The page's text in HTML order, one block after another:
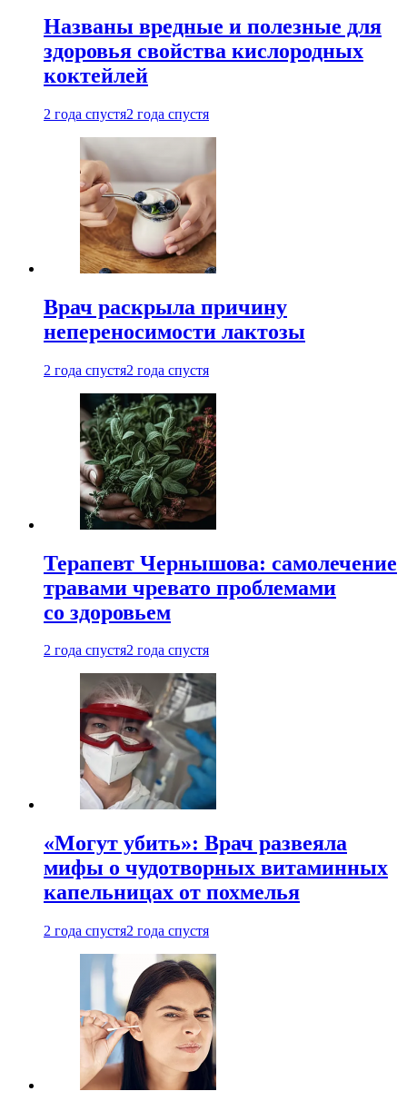
Названы вредные и полезные для
здоровья свойства кислородных
коктейлей
2 года спустя2 года спустя
Врач раскрыла причину
непереносимости лактозы
2 года спустя2 года спустя
Терапевт Чернышова: самолечение
травами чревато проблемами
со здоровьем
2 года спустя2 года спустя
«Могут убить»: Врач развеяла
мифы о чудотворных витаминных
капельницах от похмелья
2 года спустя2 года спустя